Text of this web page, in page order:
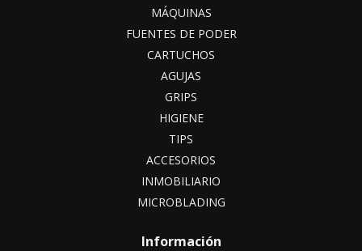
MÁQUINAS
FUENTES DE PODER
CARTUCHOS
AGUJAS
GRIPS
HIGIENE
TIPS
ACCESORIOS
INMOBILIARIO
MICROBLADING
Información